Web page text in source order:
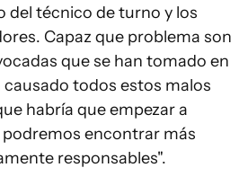
del técnico de turno y los
Capaz que problema son
que se han tomado en
todos estos malos
habría que empezar a
podremos encontrar más
responsables".